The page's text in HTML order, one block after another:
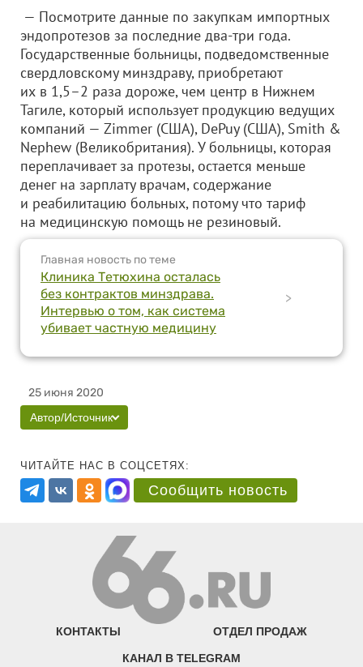
— Посмотрите данные по закупкам импортных
эндопротезов за последние два-три года.
Государственные больницы, подведомственные
свердловскому минздраву, приобретают
их в 1,5–2 раза дороже, чем центр в Нижнем
Тагиле, который использует продукцию ведущих
компаний — Zimmer (США), DePuy (США), Smith &
Nephew (Великобритания). У больницы, которая
переплачивает за протезы, остается меньше
денег на зарплату врачам, содержание
и реабилитацию больных, потому что тариф
на медицинскую помощь не резиновый.
Главная новость по теме
Клиника Тетюхина осталась
без контрактов минздрава.
Интервью о том, как система
убивает частную медицину
>
25 июня 2020
Автор/Источник
ЧИТАЙТЕ НАС В СОЦСЕТЯХ:
Сообщить новость
КОНТАКТЫ ОТДЕЛ ПРОДАЖ
КАНАЛ В TELEGRAM